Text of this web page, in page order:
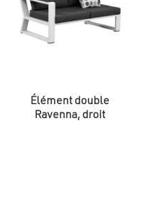
Élément double
Ravenna, droit